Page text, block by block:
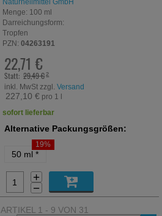
Naturheilmittel GmbH
Menge: 100 ml
Darreichungsform:
Tropfen
PZN: 04263191
22,71 €
Statt: 29,49 €²
inkl. MwSt zzgl.Versand
227,10 € pro 1 l
sofort lieferbar
Alternative Packungsgrößen:
50 ml*
19%
+
−
ARTIKEL 1 - 9 VON 31